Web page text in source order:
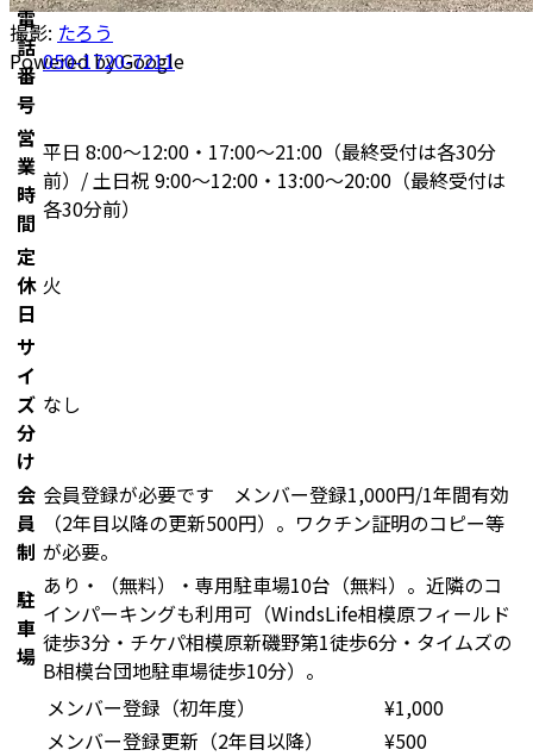
撮影: たろう
Powered by Google
電
話
番
号
050-1720-7211
営
業
時
間
平日 8:00～12:00・17:00～21:00（最終受付は各30分
前）/ 土日祝 9:00～12:00・13:00～20:00（最終受付は
各30分前）
定
休
日
火
サ
イ
ズ
分
け
なし
会
員
制
会員登録が必要です メンバー登録1,000円/1年間有効
（2年目以降の更新500円）。ワクチン証明のコピー等
が必要。
駐
車
場
あり・（無料）・専用駐車場10台（無料）。近隣のコ
インパーキングも利用可（WindsLife相模原フィールド
徒歩3分・チケパ相模原新磯野第1徒歩6分・タイムズの
B相模台団地駐車場徒歩10分）。
メンバー登録（初年度） ¥1,000
メンバー登録更新（2年目以降）
¥500